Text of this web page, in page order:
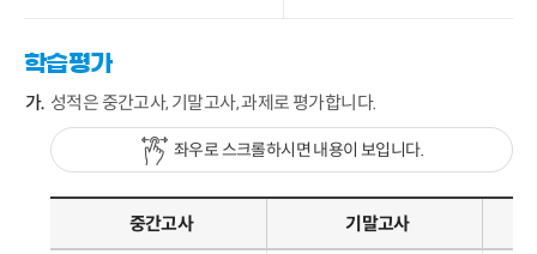
학습평가
성적은 중간고사, 기말고사, 과제로 평가합니다.
좌우로 스크롤하시면 내용이 보입니다.
중간고사 기말고사